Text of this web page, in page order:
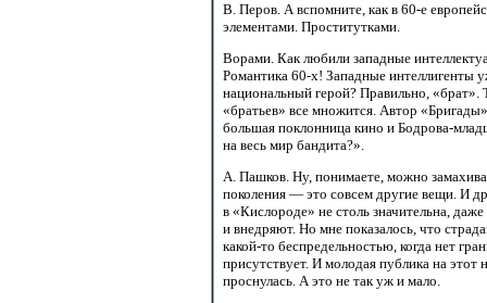
В. Перов. А вспомните, как в 60-е
элементами. Проститутками.
Ворами. Как любили западные
Романтика 60-х! Западные интеллигенты
национальный герой? Правильно, «брат».
«братьев» все множится. Автор
большая поклонница кино и Бодрова-
на весь мир бандита?».
А. Пашков. Ну, понимаете, можно
поколения — это совсем другие вещи. И
в «Кислороде» не столь значительна,
и внедряют. Но мне показалось, что
какой-то беспредельностью, когда нет
присутствует. И молодая публика на
проснулась. А это не так уж и мало.